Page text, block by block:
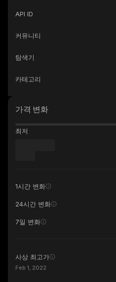
API ID
커뮤니티
탐색기
카테고리
가격 변화
최저
1시간 변화
24시간 변화
7일 변화
사상 최고가
Feb 1, 2022